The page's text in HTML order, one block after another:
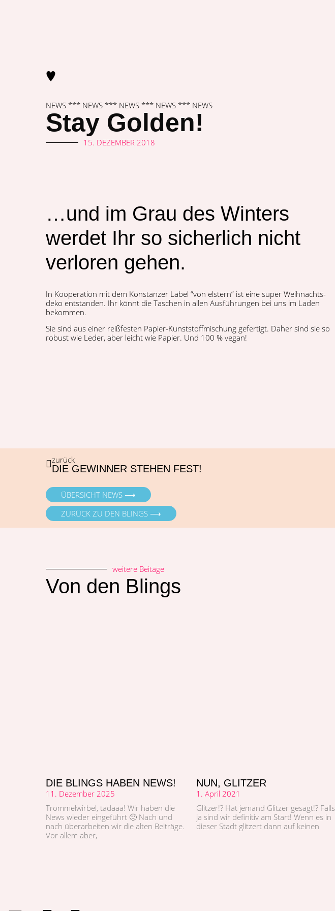
NEWS *** NEWS *** NEWS *** NEWS *** NEWS
Stay Golden!
15. DEZEMBER 2018
…und im Grau des Winters
werdet Ihr so sicherlich nicht
verloren gehen.
In Koop­er­a­tion mit dem Kon­stanz­er Label “von elstern” ist eine super Wei­h­nachts­
deko ent­standen. Ihr kön­nt die Taschen in allen Aus­führun­gen bei uns im Laden
bekommen.
Sie sind aus ein­er reißfesten Papi­er-Kun­st­stoffmis­chung gefer­tigt. Daher sind sie so
robust wie Led­er, aber leicht wie Papi­er. Und 100 % vegan!
zurück
DIE GEWINNER STEHEN FEST!
ÜBERSICHT NEWS ⟶
ZURÜCK ZU DEN BLINGS ⟶
weitere Beitäge
Von den Blings
DIE BLINGS HABEN NEWS!
11. Dezember 2025
Trom­mel­wirbel, tadaaa! Wir haben die
News wieder einge­führt 🙂 Nach und
nach über­ar­beit­en wir die alten Beiträge.
Vor allem aber,
NUN, GLITZER
1. April 2021
Glitzer!? Hat jemand Glitzer gesagt!? Falls
ja sind wir defin­i­tiv am Start! Wenn es in
dieser Stadt glitzert dann auf keinen